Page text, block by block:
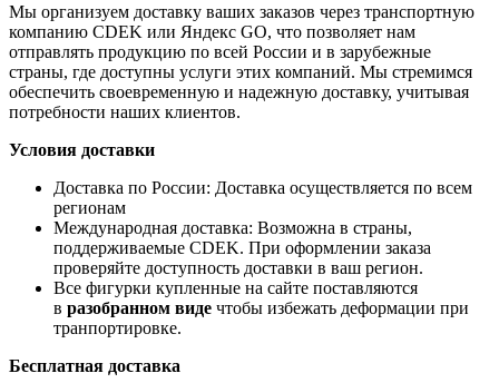
Мы организуем доставку ваших заказов через транспортную
компанию CDEK или Яндекс GO, что позволяет нам
отправлять продукцию по всей России и в зарубежные
страны, где доступны услуги этих компаний. Мы стремимся
обеспечить своевременную и надежную доставку, учитывая
потребности наших клиентов.
Условия доставки
Доставка по России: Доставка осуществляется по всем
регионам
Международная доставка: Возможна в страны,
поддерживаемые CDEK. При оформлении заказа
проверяйте доступность доставки в ваш регион.
Все фигурки купленные на сайте поставляются
в разобранном виде чтобы избежать деформации при
транпортировке.
Бесплатная доставка